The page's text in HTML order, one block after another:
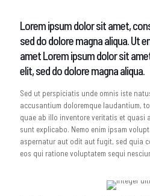
Lorem ipsum dolor sit amet,
sed do dolore magna aliqua. Ut
amet Lorem ipsum dolor sit
elit, sed do dolore magna aliqua.
Sed ut perspiciatis unde omnis iste
accusantium doloremque laudantium,
quae ab illo inventore veritatis et quasi
sunt explicabo. Nemo enim ipsam
aspernatur aut odit aut fugit, sed quia
eos qui ratione voluptatem sequi